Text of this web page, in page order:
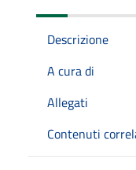
Descrizione
A cura di
Allegati
Contenuti